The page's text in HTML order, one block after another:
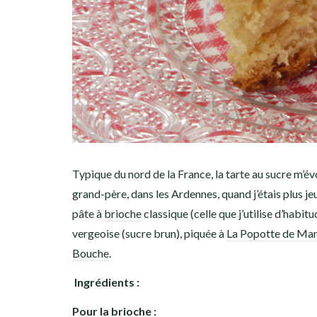
Typique du nord de la France, la tarte au sucre
grand-père, dans les Ardennes, quand j’étais plus
pâte à briocheclassique (celle que j’utilise
vergeoise (sucre brun), piquée à La Popotte de
Bouche
Ingrédients :
Pour la brioche :